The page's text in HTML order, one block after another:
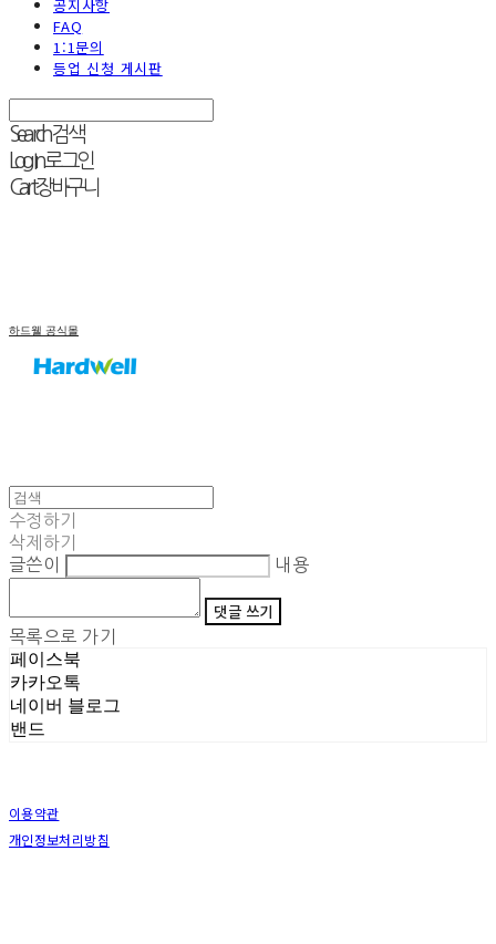
공지사항
FAQ
1:1문의
등업 신청 게시판
Search검색
Log In로그인
Cart장바구니
하드웰 공식몰
수정하기
삭제하기
글쓴이
내용
댓글 쓰기
목록으로 가기
페이스북
카카오톡
네이버 블로그
밴드
이용약관
개인정보처리방침